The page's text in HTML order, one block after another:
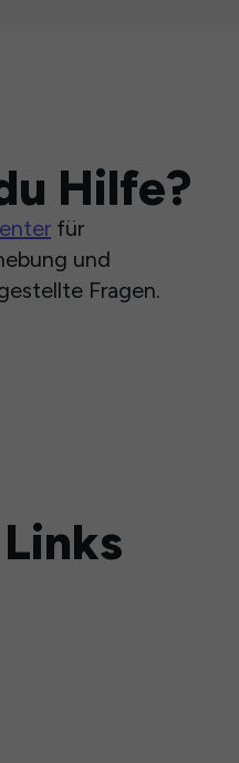
Hilfe?
für
und
Fragen.